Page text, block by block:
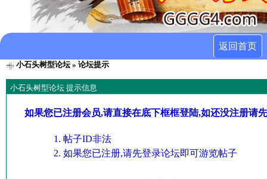
返回首页
小石头树型论坛» 论坛提示
小石头树型论坛 提示信息
如果您已注册会员,请直接在底下框框登陆,如还没注册请
帖子ID非法
如果您已注册,请先登录论坛即可游览帖子